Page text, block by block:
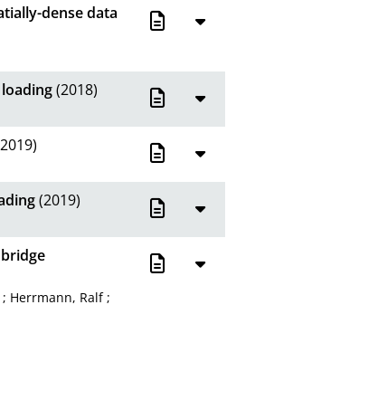
dense data
(2018)
(2019)
; Herrmann, Ralf;